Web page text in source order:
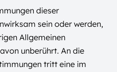
dieser
sein oder werden,
Allgemeinen
unberührt. An die
tritt eine im